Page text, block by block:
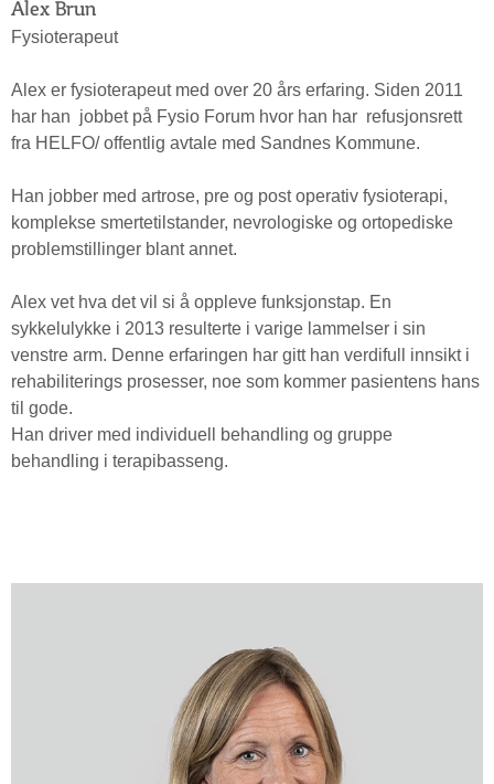
Alex Brun
Fysioterapeut
Alex er fysioterapeut med over 20 års erfaring. Siden 2011
har han jobbet på Fysio Forum hvor han har refusjonsrett
fra HELFO/ offentlig avtale med Sandnes Kommune.
Han jobber med artrose, pre og post operativ fysioterapi,
komplekse smertetilstander, nevrologiske og ortopediske
problemstillinger blant annet.
Alex vet hva det vil si å oppleve funksjonstap. En
sykkelulykke i 2013 resulterte i varige lammelser i sin
venstre arm. Denne erfaringen har gitt han verdifull innsikt i
rehabiliterings prosesser, noe som kommer pasientens hans
til gode.
Han driver med individuell behandling og gruppe
behandling i terapibasseng.